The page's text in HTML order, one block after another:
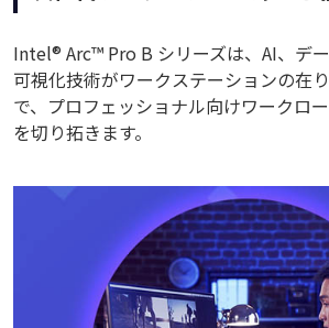
Intel® Arc™ Pro B シリーズは、AI、デ
可視化技術がワークステーションの在
で、プロフェッショナル向けワークロ
を切り拓きます。